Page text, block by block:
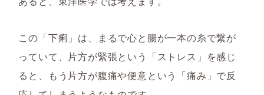
この「下痢」は、まるで心と腸が一本の糸で繋が
っていて、片方が緊張という「ストレス」を感じ
ると、もう片方が腹痛や便意という「痛み」で反